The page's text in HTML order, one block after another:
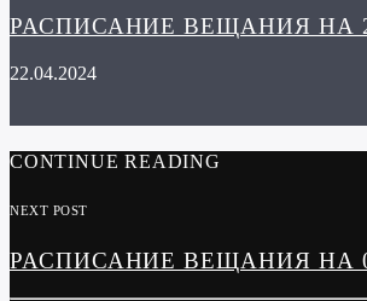
РАСПИСАНИЕ ВЕЩАНИЯ НА
22.04.2024
CONTINUE READING
NEXT POST
РАСПИСАНИЕ ВЕЩАНИЯ НА